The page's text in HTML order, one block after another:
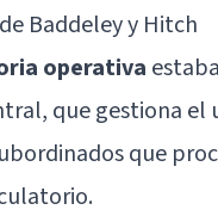
Baddeley y Hitch
operativa
que gestiona el
que